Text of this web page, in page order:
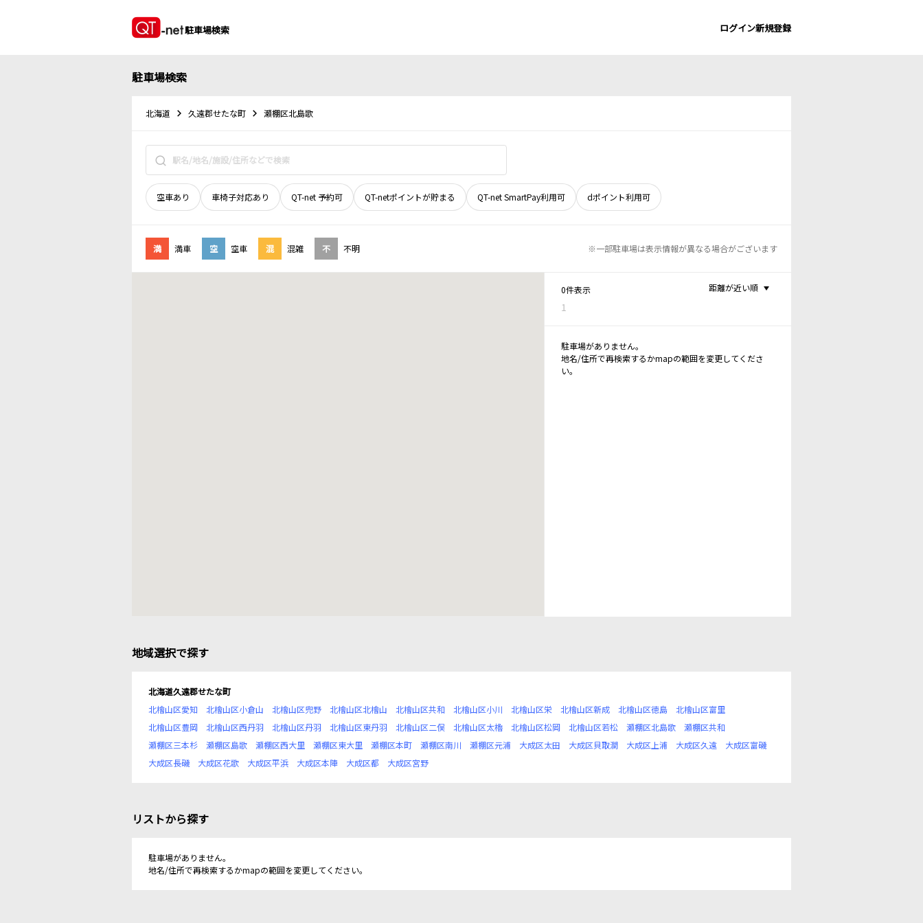
駐車場検索 ログイン新規登録
駐車場検索
北海道 久遠郡せたな町 瀬棚区北島歌
空車あり 車椅子対応あり QT-net 予約可 QT-netポイントが貯まる QT-net SmartPay利用可 dポイント利用可
満 満車 空 空車 混 混雑 不 不明 ※一部駐車場は表示情報が異なる場合がございます
0件表示
1
距離が近い順
駐車場がありません。
地名/住所で再検索するかmapの範囲を変更してくださ
い。
地域選択で探す
北海道久遠郡せたな町
北檜山区愛知
北檜山区小倉山 北檜山区兜野 北檜山区北檜山 北檜山区共和 北檜山区小川 北檜山区栄 北檜山区新成 北檜山区徳島
北檜山区富里
北檜山区豊岡
北檜山区西丹羽 北檜山区丹羽 北檜山区東丹羽 北檜山区二俣 北檜山区太櫓 北檜山区松岡 北檜山区若松 瀬棚区北島歌
瀬棚区共和
瀬棚区三本杉
瀬棚区島歌 瀬棚区西大里 瀬棚区東大里 瀬棚区本町 瀬棚区南川 瀬棚区元浦 大成区太田 大成区貝取澗 大成区上浦 大成区久遠
大成区富磯
大成区長磯
大成区花歌 大成区平浜 大成区本陣 大成区都 大成区宮野
リストから探す
駐車場がありません。
地名/住所で再検索するかmapの範囲を変更してください。